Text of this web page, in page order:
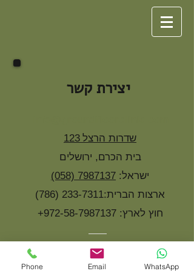
יצירת קשר
שדרות הרצל 123
בית הכרם, ירושלים
(058) 7987137 :ישראל
(786) 233-7311 :ארצות הברית
+972-58-7987137 :חוץ לארץ
Phone Email WhatsApp